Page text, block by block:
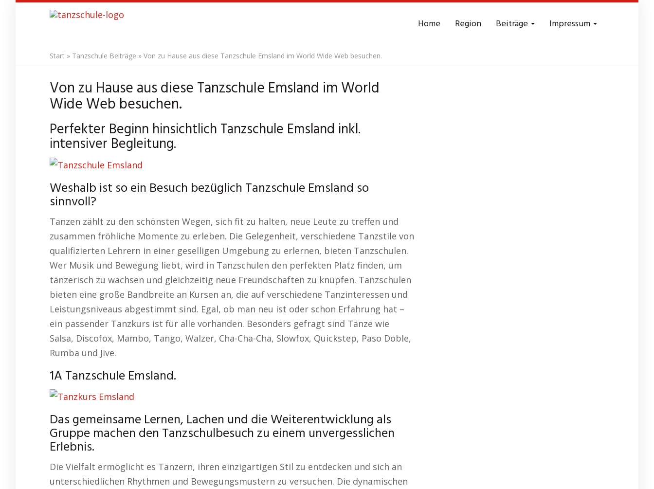
Home Region Beiträge Impressum
Start » Tanzschule Beiträge » Von zu Hause aus diese Tanzschule Emsland im World Wide Web besuchen.
Von zu Hause aus diese Tanzschule Emsland im World
Wide Web besuchen.
Perfekter Beginn hinsichtlich Tanzschule Emsland inkl.
intensiver Begleitung.
Weshalb ist so ein Besuch bezüglich Tanzschule Emsland so
sinnvoll?
Tanzen zählt zu den schönsten Wegen, sich fit zu halten, neue Leute zu treffen und
zusammen fröhliche Momente zu erleben. Die Gelegenheit, verschiedene Tanzstile von
qualifizierten Lehrern in einer geselligen Umgebung zu erlernen, bieten Tanzschulen.
Wer Musik und Bewegung liebt, wird in Tanzschulen den perfekten Platz finden, um
tänzerisch zu wachsen und gleichzeitig neue Freundschaften zu knüpfen. Tanzschulen
bieten eine große Bandbreite an Kursen an, die auf verschiedene Tanzinteressen und
Leistungsniveaus abgestimmt sind. Egal, ob man neu ist oder schon Erfahrung hat –
ein passender Tanzkurs ist für alle vorhanden. Besonders gefragt sind Tänze wie
Salsa, Discofox, Mambo, Tango, Walzer, Cha-Cha-Cha, Slowfox, Quickstep, Paso Doble,
Rumba und Jive.
1A Tanzschule Emsland.
Das gemeinsame Lernen, Lachen und die Weiterentwicklung als
Gruppe machen den Tanzschulbesuch zu einem unvergesslichen
Erlebnis.
Die Vielfalt ermöglicht es Tänzern, ihren einzigartigen Stil zu entdecken und sich an
unterschiedlichen Rhythmen und Bewegungsmustern zu versuchen. Die dynamischen